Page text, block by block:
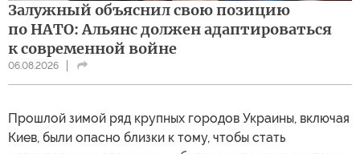
Залужный объяснил свою позицию
по НАТО: Альянс должен адаптироваться
к современной войне
06.08.2026
Прошлой зимой ряд крупных городов Украины, включая
Киев, были опасно близки к тому, чтобы стать